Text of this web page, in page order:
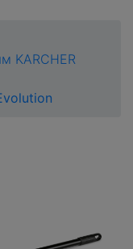
KARCHER